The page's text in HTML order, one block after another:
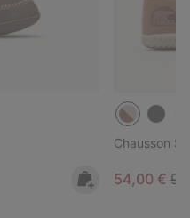
Chausson
Sale price:
54,00 €